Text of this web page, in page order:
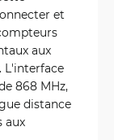
et
aux
L'interface
868 MHz,
distance
aux